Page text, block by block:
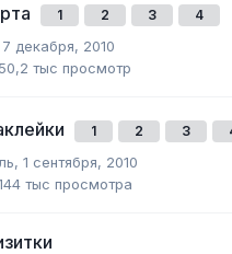
1 2 3 4
7 декабря, 2010
тыс просмотр
1 2 3
, 1 сентября, 2010
тыс просмотра